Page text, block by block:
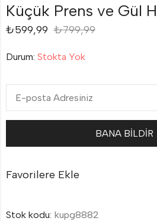
Küçük Prens ve Gül
₺599,99 ₺799,99
Durum: Stokta Yok
Favorilere Ekle
Stok kodu: kupg8882